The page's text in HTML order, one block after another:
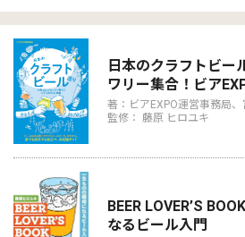
日本のクラフトビ
ワリー集合！ビア
著：ビアEXPO運営事務局、
監修： 藤原 ヒロユキ
BEER LOVER’S
なるビール入門